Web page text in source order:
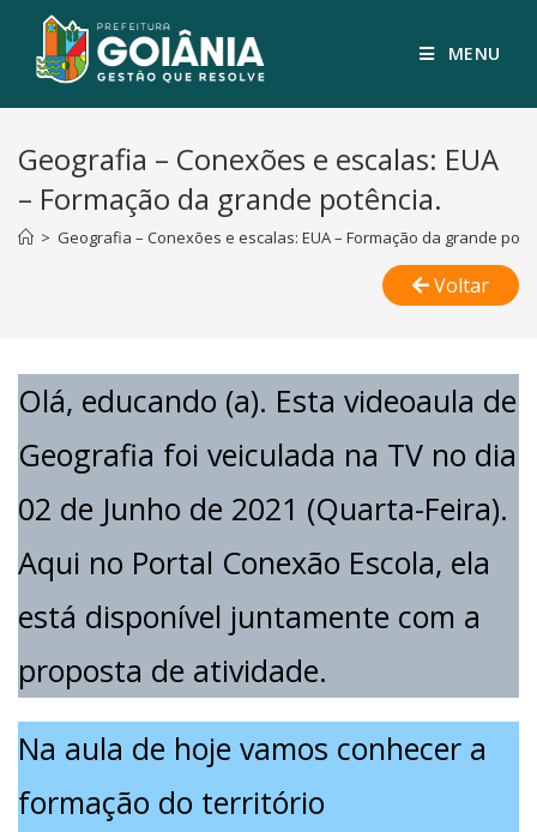
MENU
Geografia – Conexões e escalas: EUA
– Formação da grande potência.
> Geografia – Conexões e escalas: EUA – Formação da grande
Voltar
Olá, educando (a). Esta videoaula de
Geografia foi veiculada na TV no dia
02 de Junho de 2021 (Quarta-Feira).
Aqui no Portal Conexão Escola, ela
está disponível juntamente com a
proposta de atividade.
Na aula de hoje vamos conhecer a
formação do território